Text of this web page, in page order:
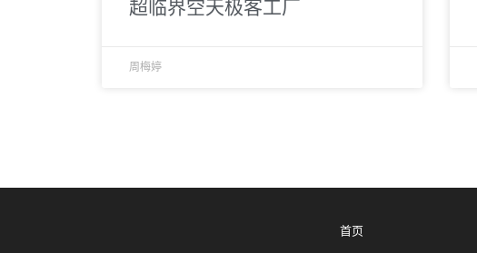
超临界空天极客工厂
周梅婷
首页